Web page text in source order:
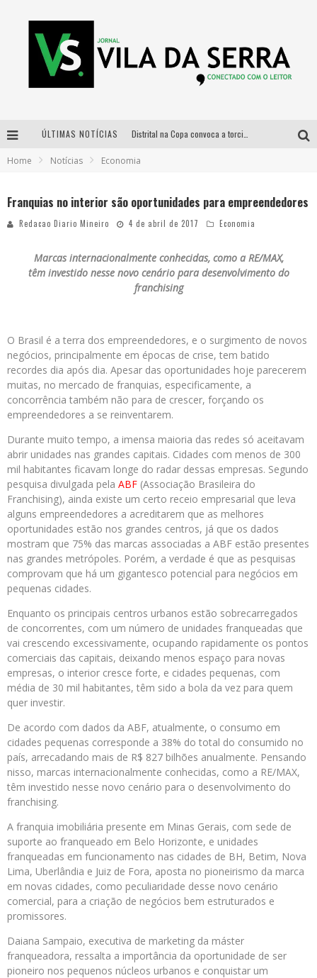
ÚLTIMAS NOTÍCIAS
Designer mineira lança jogo educativo sobre coleta seletiva na maior feira de jogos de tabuleiro da América Latina
Home Notícias Economia
Franquias no interior são oportunidades para empreendedores
Redacao Diario Mineiro 4 de abril de 2017 Economia
Marcas internacionalmente conhecidas, como a RE/MAX,
têm investido nesse novo cenário para desenvolvimento do
franchising
O Brasil é a terra dos empreendedores, e o surgimento de novos
negócios, principalmente em épocas de crise, tem batido
recordes dia após dia. Apesar das oportunidades hoje parecerem
muitas, no mercado de franquias, especificamente, a
concorrência também não para de crescer, forçando os
empreendedores a se reinventarem.
Durante muito tempo, a imensa maioria das redes só aceitavam
abrir unidades nas grandes capitais. Cidades com menos de 300
mil habitantes ficavam longe do radar dessas empresas. Segundo
pesquisa divulgada pela ABF (Associação Brasileira do
Franchising), ainda existe um certo receio empresarial que leva
alguns empreendedores a acreditarem que as melhores
oportunidades estão nos grandes centros, já que os dados
mostram que 75% das marcas associadas a ABF estão presentes
nas grandes metrópoles. Porém, a verdade é que as pesquisas
comprovam que há um gigantesco potencial para negócios em
pequenas cidades.
Enquanto os principais centros urbanos estão sobrecarregados
de concorrentes, com um número de unidades franqueadas que
vai crescendo excessivamente, ocupando rapidamente os pontos
comerciais das capitais, deixando menos espaço para novas
empresas, o interior cresce forte, e cidades pequenas, com
média de 30 mil habitantes, têm sido a bola da vez para quem
quer investir.
De acordo com dados da ABF, atualmente, o consumo em
cidades pequenas corresponde a 38% do total do consumido no
país, arrecadando mais de R$ 827 bilhões anualmente. Pensando
nisso, marcas internacionalmente conhecidas, como a RE/MAX,
têm investido nesse novo cenário para o desenvolvimento do
franchising.
A franquia imobiliária presente em Minas Gerais, com sede de
suporte ao franqueado em Belo Horizonte, e unidades
franqueadas em funcionamento nas cidades de BH, Betim, Nova
Lima, Uberlândia e Juiz de Fora, aposta no pioneirismo da marca
em novas cidades, como peculiaridade desse novo cenário
comercial, para a criação de negócios bem estruturados e
promissores.
Daiana Sampaio, executiva de marketing da máster
franqueadora, ressalta a importância da oportunidade de ser
pioneiro nos pequenos núcleos urbanos e conquistar um